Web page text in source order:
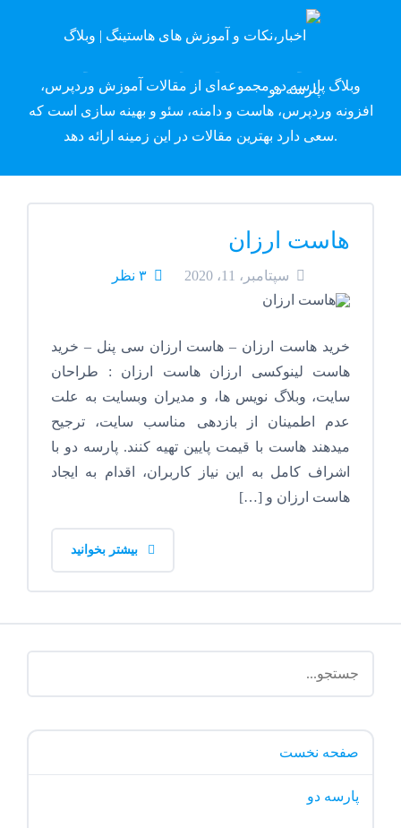
وبلاگ پارسه دِو
وبلاگ پارسه دو مجموعه‌ای از مقالات آموزش وردپرس،
افزونه وردپرس، هاست و دامنه، سئو و بهینه سازی است که
سعی دارد بهترین مقالات در این زمینه ارائه دهد.
هاست ارزان
سپتامبر، 11، 2020 ۳ نظر
خرید هاست ارزان – هاست ارزان سی پنل – خرید
هاست لینوکسی ارزان هاست ارزان : طراحان
سایت، وبلاگ نویس ها، و مدیران وبسایت به علت
عدم اطمینان از بازدهی مناسب سایت، ترجیح
میدهند هاست با قیمت پایین تهیه کنند. پارسه دو با
اشراف کامل به این نیاز کاربران، اقدام به ایجاد
هاست ارزان و […]
صفحه نخست
پارسه دو